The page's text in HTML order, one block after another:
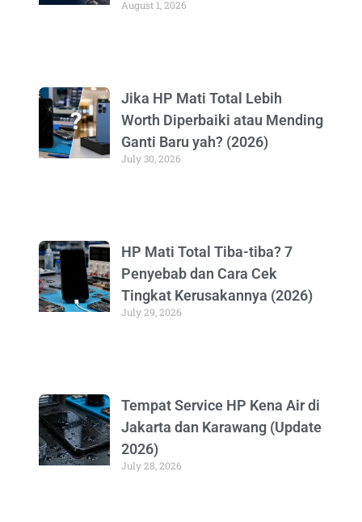
August 1, 2026
Jika HP Mati Total Lebih
Worth Diperbaiki atau Mending
Ganti Baru yah? (2026)
July 30, 2026
HP Mati Total Tiba-tiba? 7
Penyebab dan Cara Cek
Tingkat Kerusakannya (2026)
July 29, 2026
Tempat Service HP Kena Air di
Jakarta dan Karawang (Update
2026)
July 28, 2026